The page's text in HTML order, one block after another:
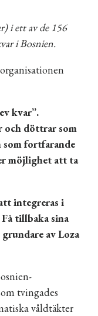
i ett av de 156
i Bosnien.
kvar”.
och döttrar som
fortfarande
möjlighet att ta
integreras i
tillbaka sina
av Loza
tvingades
våldtäkter